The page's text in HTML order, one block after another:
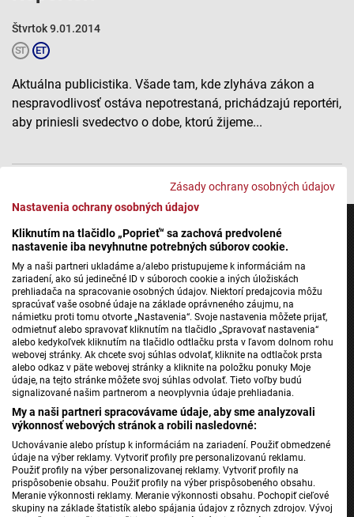
Zásady ochrany osobných údajov
Nastavenia ochrany osobných údajov
Kliknutím na tlačidlo „Poprieť“ sa zachová predvolené
nastavenie iba nevyhnutne potrebných súborov cookie.
My a naši partneri ukladáme a/alebo pristupujeme k informáciám na
zariadení, ako sú jedinečné ID v súboroch cookie a iných úložiskách
prehliadača na spracovanie osobných údajov. Niektorí predajcovia môžu
spracúvať vaše osobné údaje na základe oprávneného záujmu, na
námietku proti tomu otvorte „Nastavenia“. Svoje nastavenia môžete prijať,
odmietnuť alebo spravovať kliknutím na tlačidlo „Spravovať nastavenia“
alebo kedykoľvek kliknutím na tlačidlo odtlačku prsta v ľavom dolnom rohu
webovej stránky. Ak chcete svoj súhlas odvolať, kliknite na odtlačok prsta
alebo odkaz v päte webovej stránky a kliknite na položku ponuky Moje
údaje, na tejto stránke môžete svoj súhlas odvolať. Tieto voľby budú
signalizované našim partnerom a neovplyvnia údaje prehliadania.
My a naši partneri spracovávame údaje, aby sme analyzovali
výkonnosť webových stránok a robili nasledovné:
Uchovávanie alebo prístup k informáciám na zariadení. Použiť obmedzené
údaje na výber reklamy. Vytvoriť profily pre personalizovanú reklamu.
Použiť profily na výber personalizovanej reklamy. Vytvoriť profily na
prispôsobenie obsahu. Použiť profily na výber prispôsobeného obsahu.
Meranie výkonnosti reklamy. Meranie výkonnosti obsahu. Pochopiť cieľové
skupiny na základe štatistík alebo spájania údajov z rôznych zdrojov. Vývoj
Štvrtok 9.01.2014
Aktuálna publicistika. Všade tam, kde zlyháva zákon a
nespravodlivosť ostáva nepotrestaná, prichádzajú reportéri,
aby priniesli svedectvo o dobe, ktorú žijeme...
Jednotka
Dvojka
24
Šport
Správy STVR
Podcasty
Mobilné aplikácie
Rádio Slovensko
Rádio Regina
Rádio Devín